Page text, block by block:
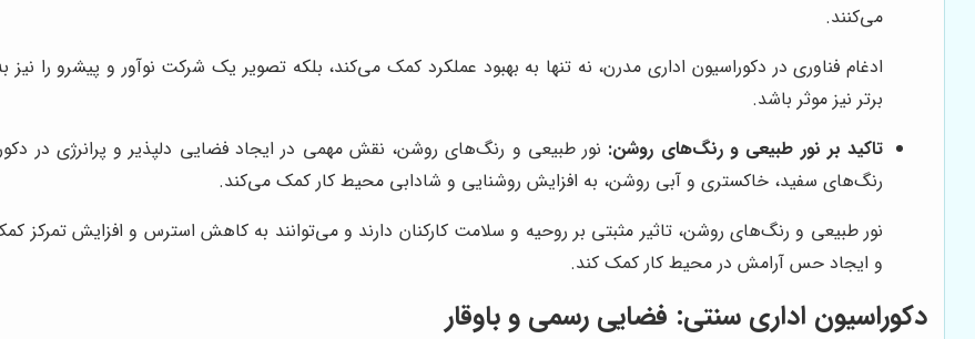
می‌کنند.
ادغام فناوری در دکوراسیون اداری مدرن، نه تنها به بهبود عملکرد کمک می‌کند، بلکه تصویر یک شرکت نوآور و پیشرو را
برتر نیز موثر باشد.
تاکید بر نور طبیعی و رنگ‌های روشن: نور طبیعی و رنگ‌های روشن، نقش مهمی در ایجاد فضایی دلپذیر و پرانرژی در
رنگ‌های سفید، خاکستری و آبی روشن، به افزایش روشنایی و شادابی محیط کار کمک می‌کند.
نور طبیعی و رنگ‌های روشن، تاثیر مثبتی بر روحیه و سلامت کارکنان دارند و می‌توانند به کاهش استرس و افزایش تمرکز
و ایجاد حس آرامش در محیط کار کمک کند.
دکوراسیون اداری سنتی: فضایی رسمی و باوقار